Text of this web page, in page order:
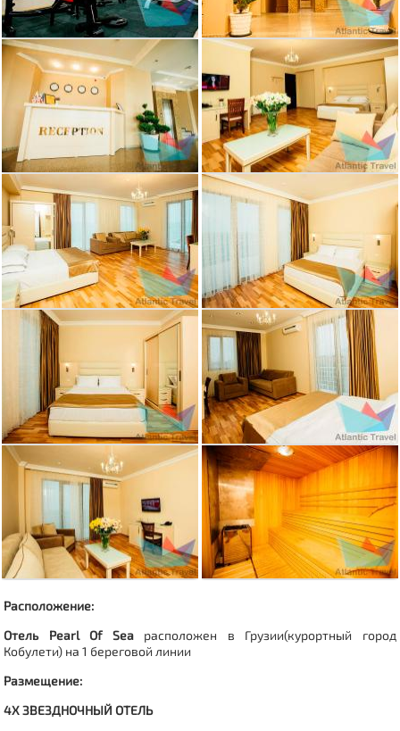
Расположение:
Отель Pearl Of Seaрасположен в Грузии(курортный город
Кобулети) на 1 береговой линии
Размещение:
4Х ЗВЕЗДНОЧНЫЙ ОТЕЛЬ